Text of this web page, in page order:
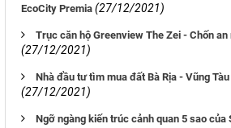
EcoCity Premia (27/12/2021)
Trục căn hộ Greenview The Zei - Chốn
(27/12/2021)
Nhà đầu tư tìm mua đất Bà Rịa - Vũng
(27/12/2021)
Ngỡ ngàng kiến trúc cảnh quan 5 sao của